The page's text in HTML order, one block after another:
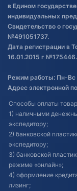
в Едином
индивидуальных
Свидетельство о
№491051737.
Дата регистрации в
16.01.2015 г №175446.
Режим работы: Пн-Вс
Адрес электронной
Способы оплаты
1) наличными
экспедитору;
2) банковской
экспедитору;
3) банковской
режиме «онлайн»;
4) оформление
лизинг;